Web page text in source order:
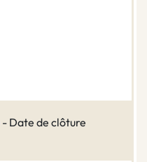
- Date de clôture